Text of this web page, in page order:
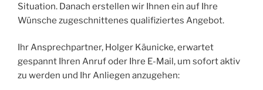
Situation. Danach erstellen wir Ihnen ein auf Ihre
Wünsche zugeschnittenes qualifiziertes Angebot.
Ihr Ansprechpartner, Holger Käunicke, erwartet
gespannt Ihren Anruf oder Ihre E-Mail, um sofort aktiv
zu werden und Ihr Anliegen anzugehen: